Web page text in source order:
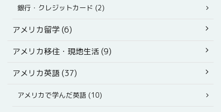
銀行・クレジットカード (2)
アメリカ留学 (6)
アメリカ移住・現地生活 (9)
アメリカ英語 (37)
アメリカで学んだ英語 (10)